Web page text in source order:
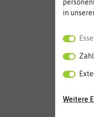
in
Weitere